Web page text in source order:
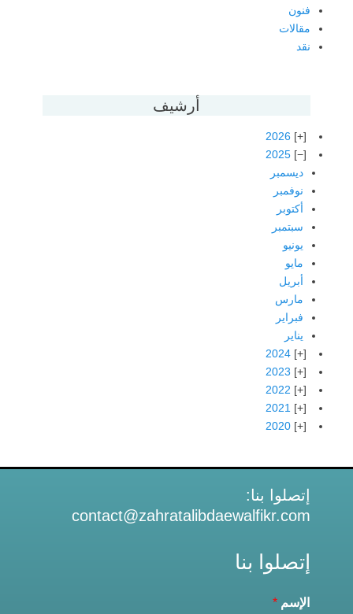
فنون
مقالات
نقد
أرشيف
2026
2025
ديسمبر
نوفمبر
أكتوبر
سبتمبر
يونيو
مايو
أبريل
مارس
فبراير
يناير
2024
2023
2022
2021
2020
إتصلوا بنا:
contact@zahratalibdaewalfikr.com
إتصلوا بنا
الإسم *